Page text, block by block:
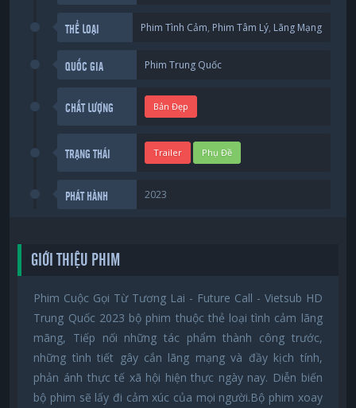
THỂ LOẠI Phim Tình Cảm, Phim Tâm Lý, Lãng Mạng
QUỐC GIA Phim Trung Quốc
CHẤT LƯỢNG Bản Đẹp
TRẠNG THÁI Trailer Phụ Đề
PHÁT HÀNH 2023
GIỚI THIỆU PHIM
Phim Cuộc Gọi Từ Tương Lai - Future Call - Vietsub HD
Trung Quốc 2023 bộ phim thuộc thẻ loại tình cảm lãng
mãng, Tiếp nối những tác phẩm thành công trước,
những tình tiết gây cắn lãng mạng và đầy kịch tính,
phản ánh thực tế xã hội hiện thực ngày nay. Diễn biến
bộ phim sẽ lấy đi cảm xúc của mọi người.Bộ phim xoay